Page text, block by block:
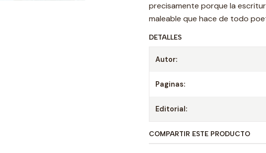
precisamente porque la
maleable que hace de todo
DETALLES
Autor:
Paginas:
Editorial:
COMPARTIR ESTE PRODUCTO